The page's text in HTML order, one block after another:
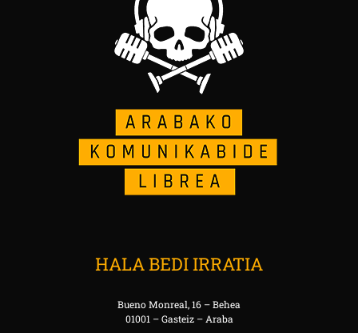
HALA BEDI IRRATIA
Bueno Monreal, 16 – Behea
01001 – Gasteiz – Araba